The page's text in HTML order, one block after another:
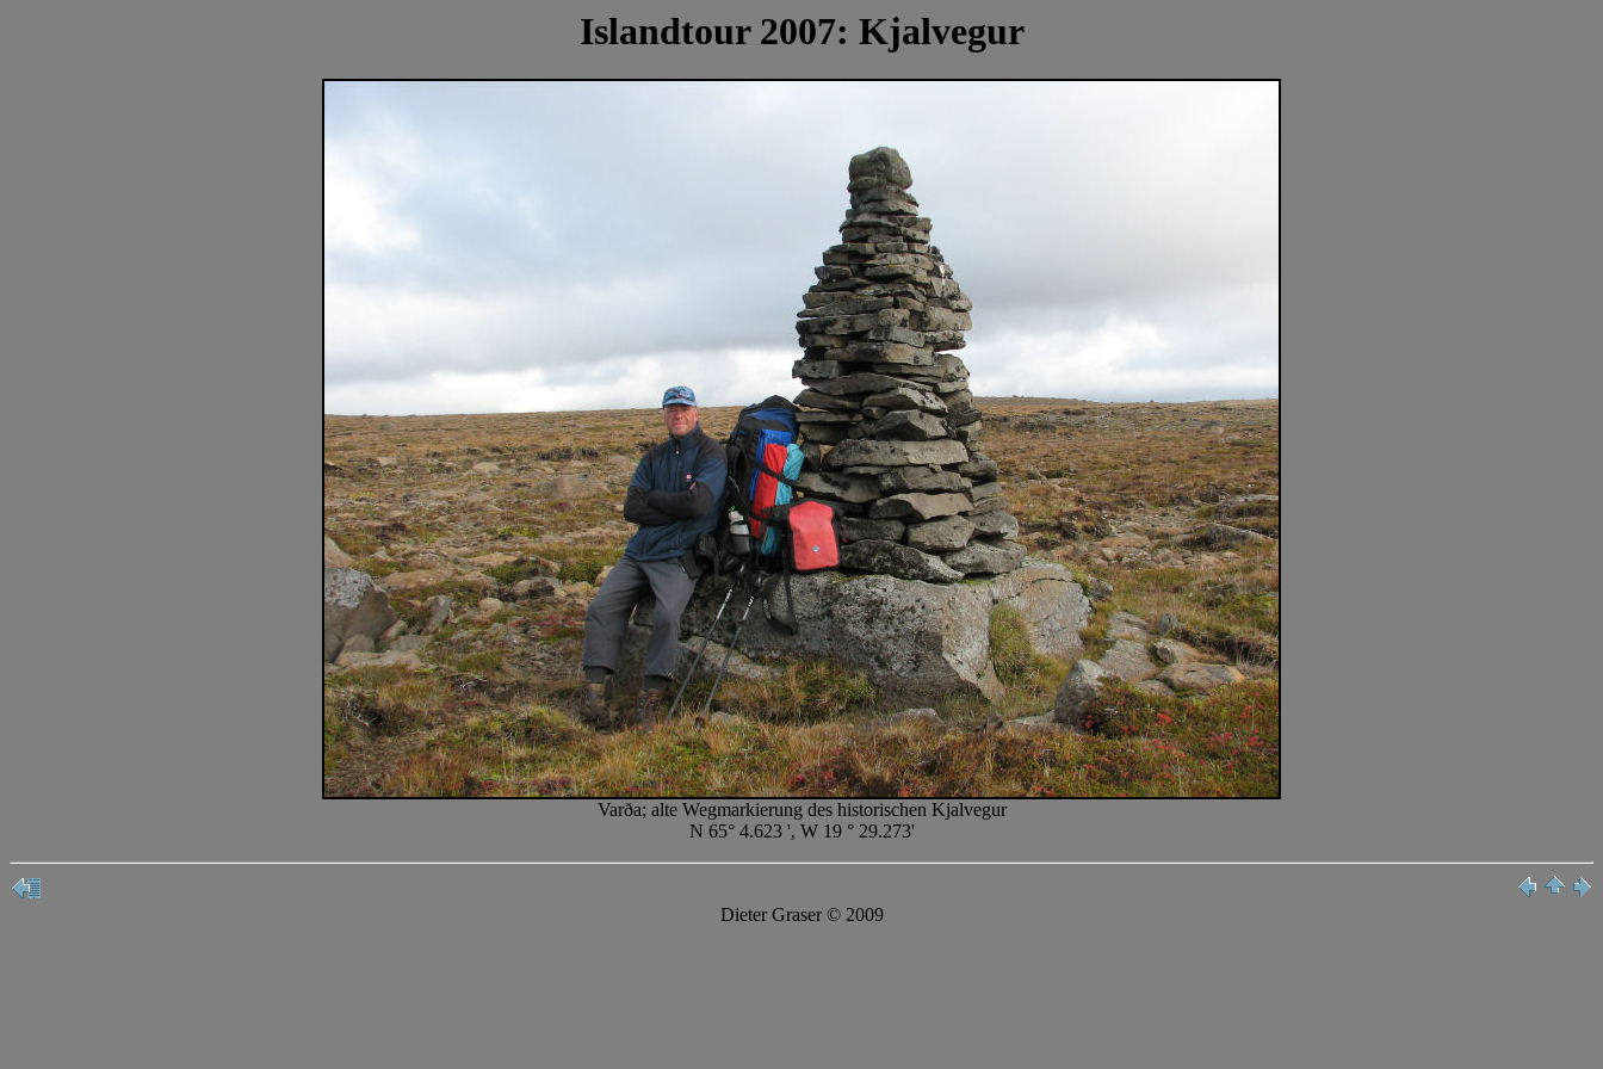
Islandtour 2007: Kjalvegur
Varða; alte Wegmarkierung des historischen Kjalvegur
N 65° 4.623 ', W 19 ° 29.273'
Dieter Graser © 2009